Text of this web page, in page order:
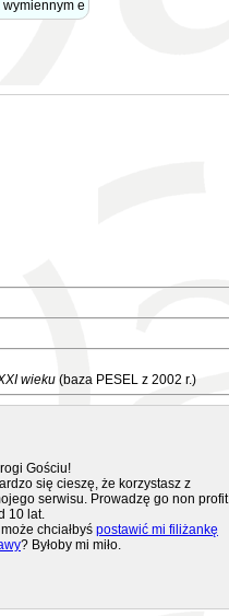
e
wieku(baza PESEL z 2002 r.)
Gościu!
się cieszę, że korzystasz z
serwisu. Prowadzę go non profit
10 lat.
chciałbyś postawić mi filiżankę
? Byłoby mi miło.